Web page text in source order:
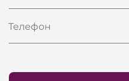
Телефон